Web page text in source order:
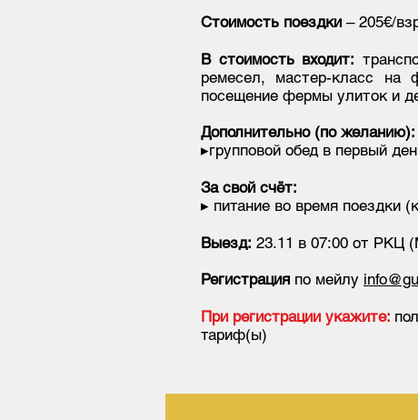
Стоимость поездки – 205€/
В стоимость входит:
ремесел, мастер-класс на
посещение фермы улиток и
Дополнительно (по желанию):
▸групповой обед в первый
За свой счёт:
▸ питание во время поездки
Выезд: 23.11 в 07:00 от РКЦ
Регистрация по мейлу
При регистрации укажите:
тариф(ы)